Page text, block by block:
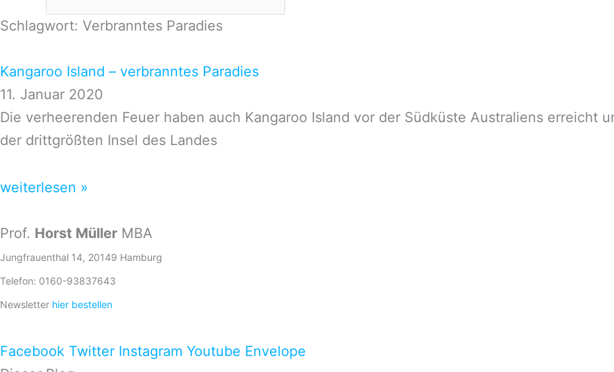
Schlagwort: Verbranntes Paradies
Kangaroo Island – verbranntes Paradies
11. Januar 2020
Die verheerenden Feuer haben auch Kangaroo Island vor der Südküste Australiens erreicht
der drittgrößten Insel des Landes
weiterlesen »
Prof. Horst Müller MBA
Jungfrauenthal 14, 20149 Hamburg
Telefon: 0160-93837643
Newsletter hier bestellen
Facebook Twitter Instagram Youtube Envelope